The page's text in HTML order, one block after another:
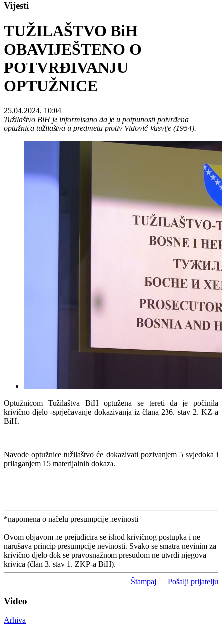
Vijesti
TUŽILAŠTVO BiH
OBAVIJEŠTENO O
POTVRĐIVANJU
OPTUŽNICE
25.04.2024. 10:04
Tužilaštvo BiH je informisano da je u potpunosti potvrđena
optužnica tužilaštva u predmetu protiv Vidović Vasvije (1954).
Optužnicom Tužilaštva BiH optužena se tereti da je počinila
krivično djelo -sprječavanje dokazivanja iz člana 236. stav 2. KZ-a
BiH.
Navode optužnice tužilaštvo će dokazivati pozivanjem 5 svjedoka i
prilaganjem 15 materijalnih dokaza.
*napomena o načelu presumpcije nevinosti
Ovom objavom ne prejudicira se ishod krivičnog postupka i ne
narušava princip presumpcije nevinosti. Svako se smatra nevinim za
krivično djelo dok se pravosnažnom presudom ne utvrdi njegova
krivica (član 3. stav 1. ZKP-a BiH).
Štampaj Pošalji prijatelju
Video
Arhiva